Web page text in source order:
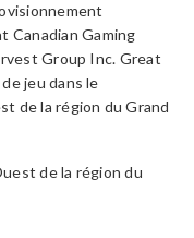
Canadian Gaming
Group Inc. Great
jeu dans le
de la région du Grand
de la région du